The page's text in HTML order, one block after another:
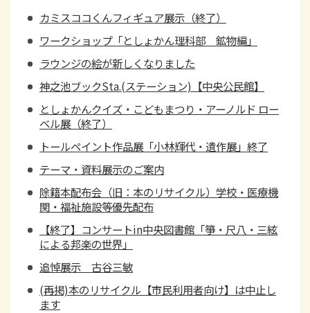
カミスココくんフィギュア展示（終了）
ワークショップ「としょかん理科部 鉱物編」
ラウンジの絵が新しくなりました
神之池ブックSta.(ステーション)【中央公民館】
としょかんクイズ・こどもまつり・アーノルド ロー
ベル展（終了）
トールペイント作品展「小林輝代・遺作展」終了
テーマ・資料展示のご案内
除籍本配布会（旧：本のリサイクル）学校・医療機
関・福祉施設等優先配布
【終了】コンサートin中央図書館「箏・尺八・三絃
による邦楽の世界」
追悼展示 古谷三敏
(再掲)本のリサイクル【市民利用者向け】は中止し
ます